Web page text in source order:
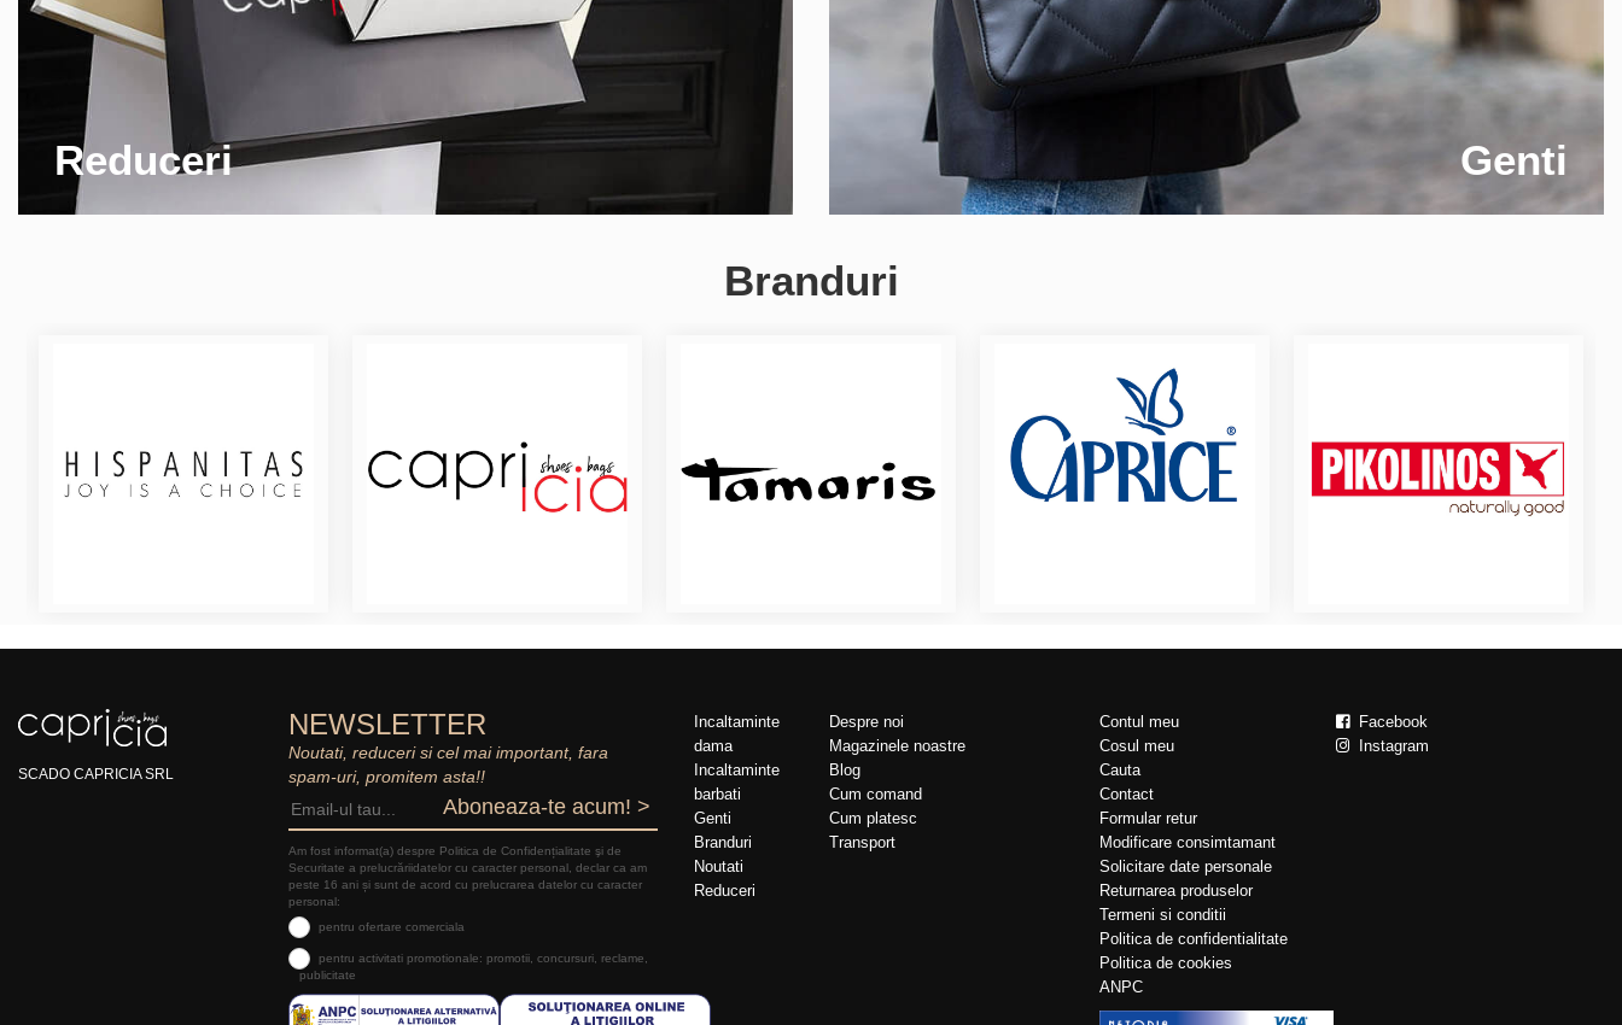
Reduceri Genti
Branduri
SCADO CAPRICIA SRL
NEWSLETTER
Noutati, reduceri si cel mai important, fara
spam-uri, promitem asta!!
Aboneaza-te acum! >
Am fost informat(a) despre Politica de Confidențialitate şi de
Securitate a prelucrăriidatelor cu caracter personal, declar ca am
peste 16 ani și sunt de acord cu prelucrarea datelor cu caracter
personal:
pentru ofertare comerciala
pentru activitati promotionale: promotii, concursuri, reclame,
publicitate
Incaltaminte
dama
Incaltaminte
barbati
Genti
Branduri
Noutati
Reduceri
Despre noi
Magazinele noastre
Blog
Cum comand
Cum platesc
Transport
Contul meu
Cosul meu
Cauta
Contact
Formular retur
Modificare consimtamant
Solicitare date personale
Returnarea produselor
Termeni si conditii
Politica de confidentialitate
Politica de cookies
ANPC
Facebook
Instagram